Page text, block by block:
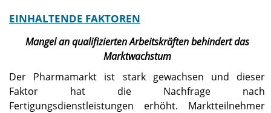
EINHALTENDE FAKTOREN
Mangel an qualifizierten Arbeitskräften behindert das
Marktwachstum
Der Pharmamarkt ist stark gewachsen und dieser
Faktor hat die Nachfrage nach
Fertigungsdienstleistungen erhöht. Marktteilnehmer